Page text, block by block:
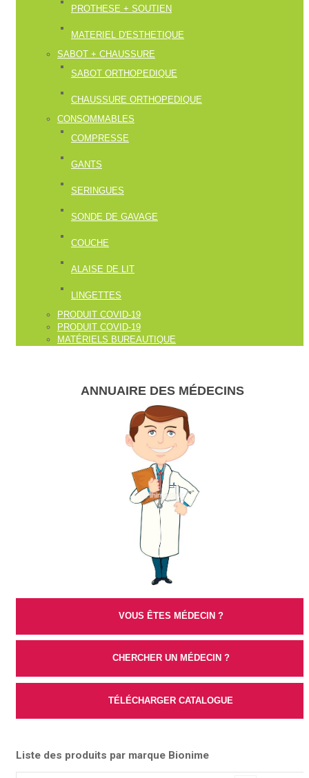
PROTHESE + SOUTIEN
MATERIEL D'ESTHETIQUE
SABOT + CHAUSSURE
SABOT ORTHOPEDIQUE
CHAUSSURE ORTHOPEDIQUE
CONSOMMABLES
COMPRESSE
GANTS
SERINGUES
SONDE DE GAVAGE
COUCHE
ALAISE DE LIT
LINGETTES
PRODUIT COVID-19
PRODUIT COVID-19
MATÉRIELS BUREAUTIQUE
ANNUAIRE DES MÉDECINS
VOUS ÊTES MÉDECIN ?
CHERCHER UN MÉDECIN ?
TÉLÉCHARGER CATALOGUE
Liste des produits par marque Bionime